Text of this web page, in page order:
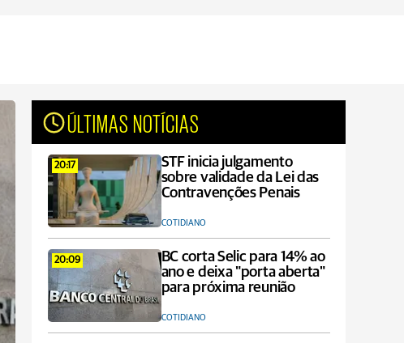
ÚLTIMAS NOTÍCIAS
20:17
STF inicia julgamento
sobre validade da Lei das
Contravenções Penais
COTIDIANO
20:09
BC corta Selic para 14% ao
ano e deixa "porta aberta"
para próxima reunião
COTIDIANO